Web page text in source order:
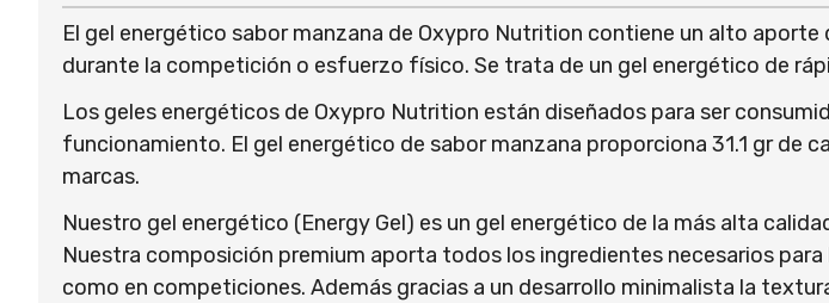
El gel energético sabor manzana de Oxypro Nutrition contiene un alto
durante la competición o esfuerzo físico. Se trata de un gel energético de
Los geles energéticos de Oxypro Nutrition están diseñados para ser
funcionamiento. El gel energético de sabor manzana proporciona 31.1 gr de
marcas.
Nuestro gel energético (Energy Gel) es un gel energético de la más alta
Nuestra composición premium aporta todos los ingredientes necesarios
como en competiciones. Además gracias a un desarrollo minimalista la